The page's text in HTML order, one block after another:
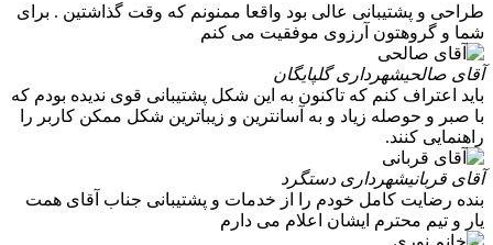
طراحی و پشتیبانی عالی بود واقعا ممنونم که وقت گذاشتین . برای
شما و گروهتون آرزوی موفقیت می کنم
آقای صالحیشهرداری گلپایگان
باید اعتراف کنم که تاکنون به این شکل پشتیبانی قوی ندیده بودم که
با صبر و حوصله زیاد و به آسانترین و زیباترین شکل ممکن کاربر را
راهنمایی کنند.
آقای قربانیشهرداری دستگرد
بنده رضایت کامل خودم را از خدمات و پشتیبانی جناب آقای همت
یار و تیم محترم ایشان اعلام می دارم